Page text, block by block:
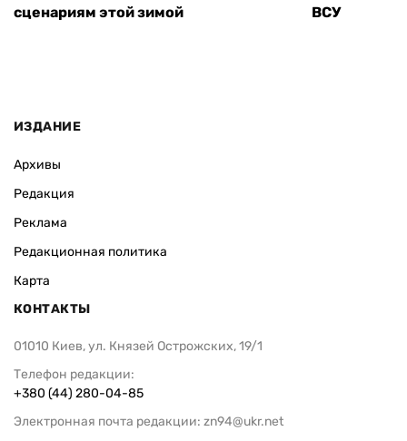
сценариям этой зимой
ВСУ
ИЗДАНИЕ
Архивы
Редакция
Реклама
Редакционная политика
Карта
КОНТАКТЫ
01010 Киев, ул. Князей Острожских, 19/1
Телефон редакции:
+380 (44) 280-04-85
Электронная почта редакции: zn94@ukr.net